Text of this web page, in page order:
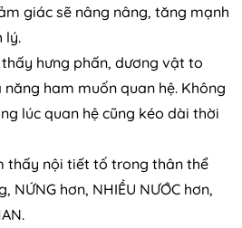
giác sẽ nâng nâng, tăng mạnh
lý.
hưng phấn, dương vật to
ham muốn quan hệ. Không
lúc quan hệ cũng kéo dài thời
thấy nội tiết tố trong thân thể
NỨNG hơn, NHIỀU NƯỚC hơn,